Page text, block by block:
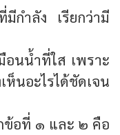
กำลัง เรียกว่ามี
อนน้ำที่ใส เพราะ
นอะไรได้ชัดเจน
ข้อที่ ๑ และ ๒ คือ